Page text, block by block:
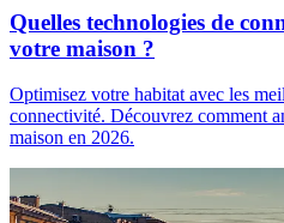
Quelles technologies de
votre maison ?
Optimisez votre habitat avec les
connectivité. Découvrez comment
maison en 2026.